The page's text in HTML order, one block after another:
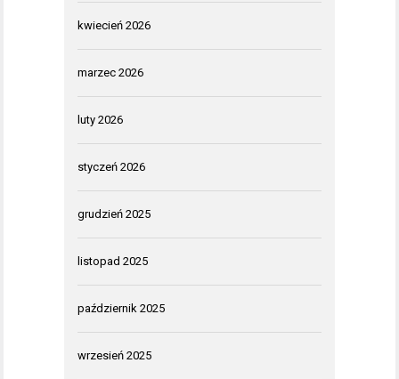
kwiecień 2026
marzec 2026
luty 2026
styczeń 2026
grudzień 2025
listopad 2025
październik 2025
wrzesień 2025